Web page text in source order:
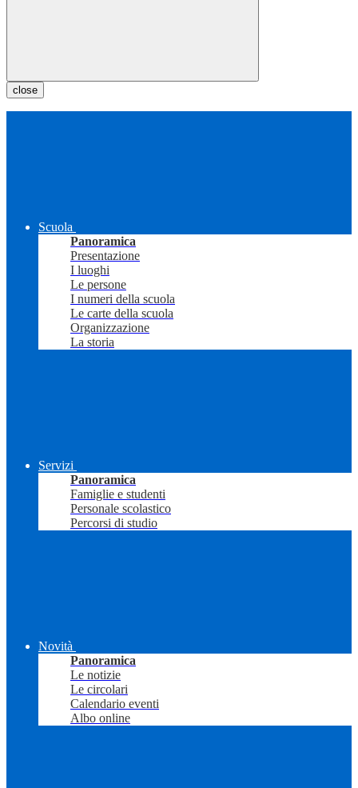
close
Scuola
Panoramica
Presentazione
I luoghi
Le persone
I numeri della scuola
Le carte della scuola
Organizzazione
La storia
Servizi
Panoramica
Famiglie e studenti
Personale scolastico
Percorsi di studio
Novità
Panoramica
Le notizie
Le circolari
Calendario eventi
Albo online